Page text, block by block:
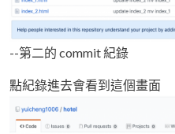
--第二的 commit 紀錄
點紀錄進去會看到這個畫面